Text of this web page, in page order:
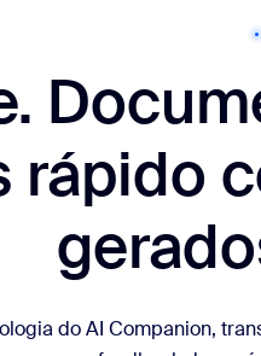
em alta, a tendência do
Notes
Center
rápido
do AI Companion,